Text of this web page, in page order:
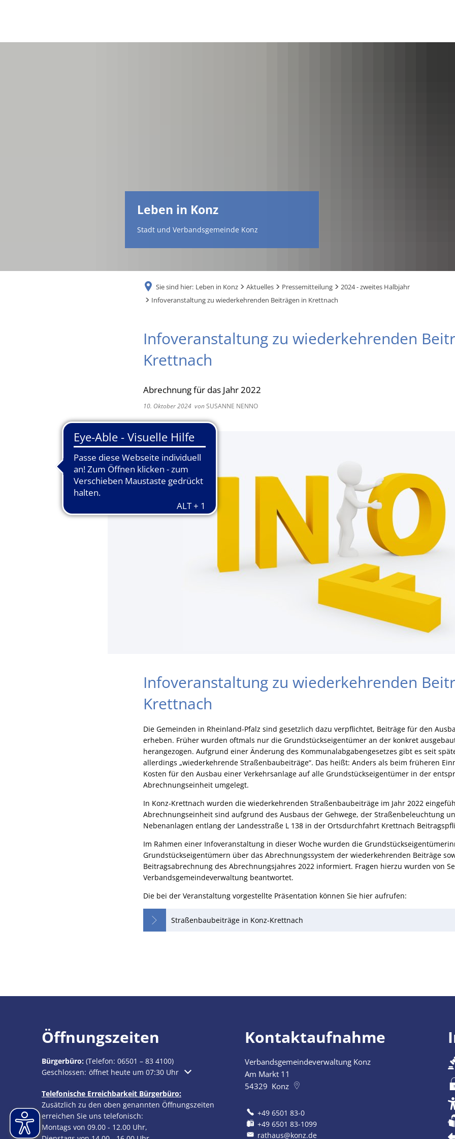
Leben in Konz
Stadt und Verbandsgemeinde Konz
Sie sind hier: Leben in Konz Aktuelles Pressemitteilung
2024 - zweites Halbjahr
Infoveranstaltung zu wiederkehrenden Beiträgen in Krettnach
Infoveranstaltung zu wiederkehrenden
Krettnach
Abrechnung für das Jahr 2022
10. Oktober 2024 vonSUSANNE NENNO
Infoveranstaltung zu wiederkehrenden
Krettnach
Die Gemeinden in Rheinland-Pfalz sind gesetzlich dazu verpflichtet, Beiträge für den
erheben. Früher wurden oftmals nur die Grundstückseigentümer an der konkret
herangezogen. Aufgrund einer Änderung des Kommunalabgabengesetzes gibt es seit
allerdings „wiederkehrende Straßenbaubeiträge“. Das heißt: Anders als beim früheren
Kosten für den Ausbau einer Verkehrsanlage auf alle Grundstückseigentümer in der
Abrechnungseinheit umgelegt.
In Konz-Krettnach wurden die wiederkehrenden Straßenbaubeiträge im Jahr 2022
Abrechnungseinheit sind aufgrund des Ausbaus der Gehwege, der Straßenbeleuchtung
Nebenanlagen entlang der Landesstraße L 138 in der Ortsdurchfahrt Krettnach
Im Rahmen einer Infoveranstaltung in dieser Woche wurden die
Grundstückseigentümern über das Abrechnungssystem der wiederkehrenden Beiträge
Beitragsabrechnung des Abrechnungsjahres 2022 informiert. Fragen hierzu wurden von
Verbandsgemeindeverwaltung beantwortet.
Die bei der Veranstaltung vorgestellte Präsentation können Sie hier aufrufen:
Straßenbaubeiträge in Konz-Krettnach
Öffnungszeiten
Bürgerbüro: (Telefon: 06501 – 83 4100)
Klicken, um weitere Öffnungs- oder Schließzeiten auszublenden
Geschlossen: öffnet heute um 07:30 Uhr
Telefonische Erreichbarkeit Bürgerbüro:
Zusätzlich zu den oben genannten Öffnungszeiten
erreichen Sie uns telefonisch:
Montags von 09.00 - 12.00 Uhr,
Kontaktaufnahme
Verbandsgemeindeverwaltung Konz
Am Markt 11
54329 Konz
+49 6501 83-0
+49 6501 83-1099
rathaus@konz.de